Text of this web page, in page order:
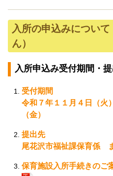
入所の申込みについ
ん）
入所申込み受付期間・
受付期間
令和７年１１月４日（火
（金）
提出先
尾花沢市福祉課保育係
保育施設入所手続きのご